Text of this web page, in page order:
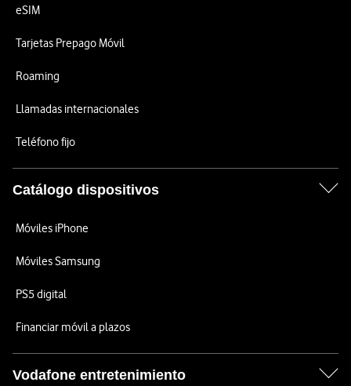
eSIM
Tarjetas Prepago Móvil
Roaming
Llamadas internacionales
Teléfono fijo
Catálogo dispositivos
Móviles iPhone
Móviles Samsung
PS5 digital
Financiar móvil a plazos
Vodafone entretenimiento